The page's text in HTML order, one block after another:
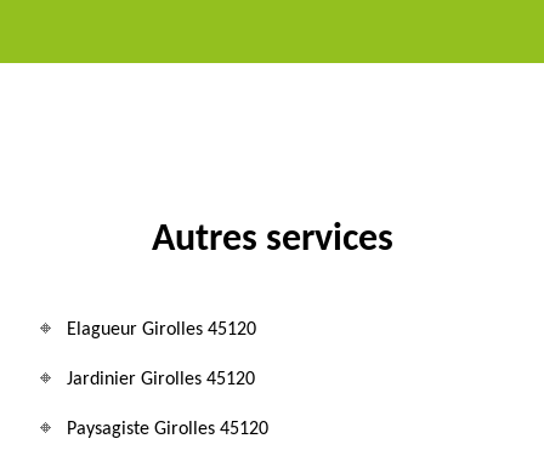
Autres services
Elagueur Girolles 45120
Jardinier Girolles 45120
Paysagiste Girolles 45120